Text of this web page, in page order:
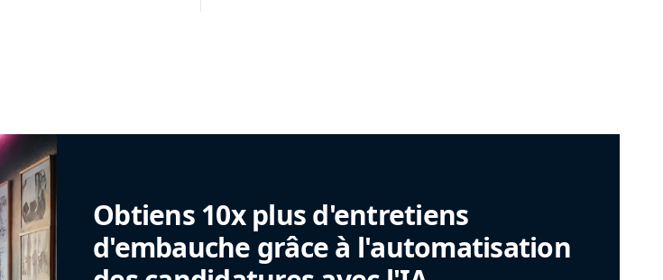
Obtiens 10x plus d'entretiens
d'embauche grâce à l'automatisation